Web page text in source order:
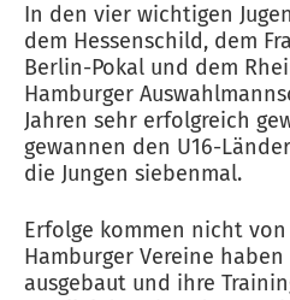
In den vier wichtigen
dem Hessenschild, dem
Berlin-Pokal und dem
Hamburger
Jahren sehr erfolgreich
gewannen den U16-
die Jungen siebenmal.
Erfolge kommen nicht
Hamburger Vereine
ausgebaut und ihre